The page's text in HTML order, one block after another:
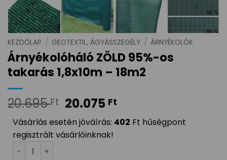
KEZDŐLAP / GEOTEXTIL, ÁGYÁSSZEGÉLY / ÁRNYÉKOLÓK
Árnyékolóháló ZÖLD 95%-os
takarás 1,8x10m – 18m2
20.695Ft 20.075 Ft
Vásárlás esetén jóváírás: 402 Ft hűségpont
regisztrált vásárlóinknak!
Árnyékolóháló ZÖLD 95%-os takarás 1,8x10m – 18m2